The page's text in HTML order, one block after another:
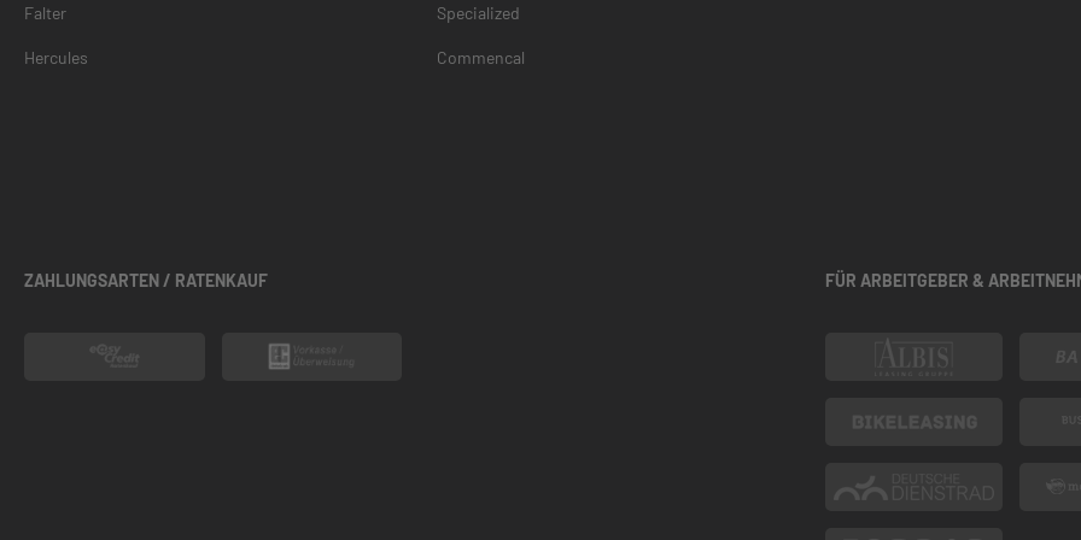
Falter
Hercules
Specialized
Commencal
ZAHLUNGSARTEN / RATENKAUF FÜR ARBEITGEBER &